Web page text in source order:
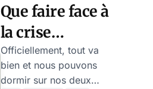
Que faire face à
la crise
obligataire qui
balaie les
Officiellement, tout va
bien et nous pouvons
dormir sur nos deux